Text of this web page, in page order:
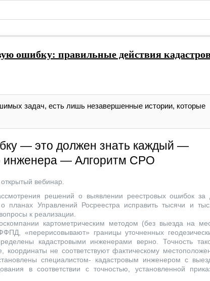
ошибку: правильные действия
задач, есть лишь незавершенные истории, которые
— это должен знать каждый —
инженера — Алгоритм СРО
вебинар.
решений о выявлении реестровых ошибок за
Управлений Росреестра исправить тысячи и
к реализации.
картометрическим методом (без выезда на
«перерисовывают» границы уточненных
кадастровыми инженерами верно. Точность
не соответствуют фактическому
специалистом- кадастровым инженером с
в соответствии с точностью, установленной